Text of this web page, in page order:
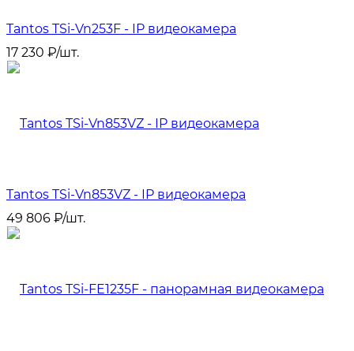
Tantos TSi-Vn253F - IP видеокамера
17 230 ₽/шт.
Tantos TSi-Vn853VZ - IP видеокамера
49 806 ₽/шт.